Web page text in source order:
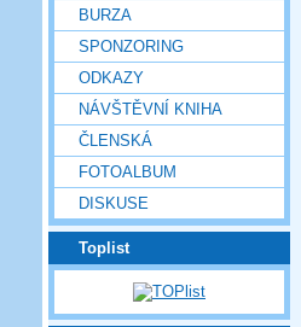
BURZA
SPONZORING
ODKAZY
NÁVŠTĚVNÍ KNIHA
ČLENSKÁ
FOTOALBUM
DISKUSE
Toplist